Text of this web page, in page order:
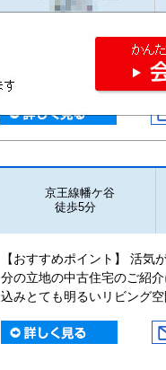
京王線幡ケ谷
徒歩5分
【おすすめポイント】 活気
分の立地の中古住宅のご紹
込みとても明るいリビング